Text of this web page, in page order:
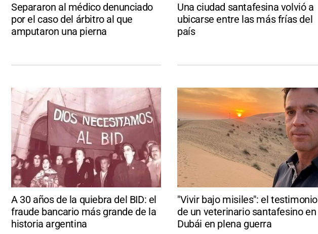
Separaron al médico denunciado
por el caso del árbitro al que
amputaron una pierna
Una ciudad santafesina volvió a
ubicarse entre las más frías del
país
A 30 años de la quiebra del BID: el
fraude bancario más grande de la
historia argentina
"Vivir bajo misiles": el testimonio
de un veterinario santafesino en
Dubái en plena guerra